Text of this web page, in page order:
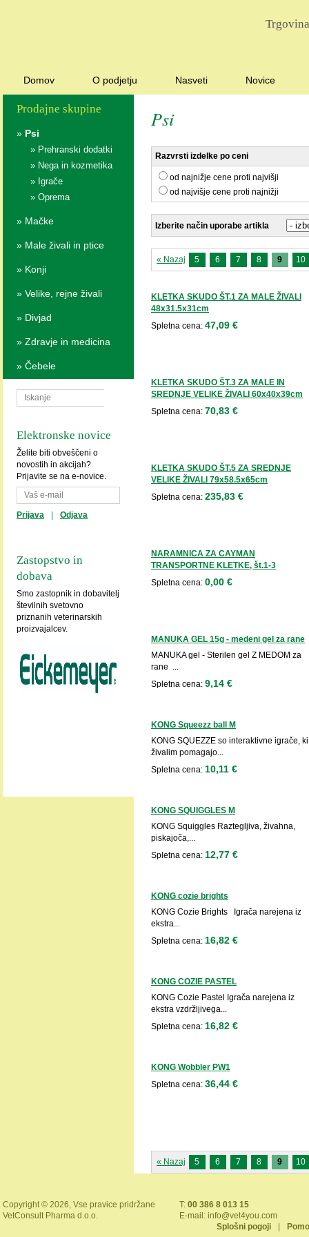
Domov O podjetju Nasveti Novice
Prodajne skupine
» Psi
» Prehranski dodatki
» Nega in kozmetika
» Igrače
» Oprema
» Mačke
» Male živali in ptice
» Konji
» Velike, rejne živali
» Divjad
» Zdravje in medicina
» Čebele
Elektronske novice
Želite biti obveščeni o
novostih in akcijah?
Prijavite se na e-novice.
Prijava Odjava
Zastopstvo in
dobava
Smo zastopnik in dobavitelj
številnih svetovno
priznanih veterinarskih
proizvajalcev.
Psi
Razvrsti izdelke po ceni
od najnižje cene proti najvišji
od najvišje cene proti najnižji
Izberite način uporabe artikla
« Nazaj 5 6 7 8 9 10
KLETKA SKUDO ŠT.1 ZA MALE ŽIVALI
48x31.5x31cm
Spletna cena: 47,09 €
KLETKA SKUDO ŠT.3 ZA MALE IN
SREDNJE VELIKE ŽIVALI 60x40x39cm
Spletna cena: 70,83 €
KLETKA SKUDO ŠT.5 ZA SREDNJE
VELIKE ŽIVALI 79x58.5x65cm
Spletna cena: 235,83 €
NARAMNICA ZA CAYMAN
TRANSPORTNE KLETKE, št.1-3
Spletna cena: 0,00 €
MANUKA GEL 15g - medeni gel za rane
MANUKA gel - Sterilen gel Z MEDOM za
rane ...
Spletna cena: 9,14 €
KONG Squeezz ball M
KONG SQUEZZE so interaktivne igrače, ki
živalim pomagajo...
Spletna cena: 10,11 €
KONG SQUIGGLES M
KONG Squiggles Raztegljiva, živahna,
piskajoča,...
Spletna cena: 12,77 €
KONG cozie brights
KONG Cozie Brights Igrača narejena iz
ekstra...
Spletna cena: 16,82 €
KONG COZIE PASTEL
KONG Cozie Pastel Igrača narejena iz
ekstra vzdržljivega...
Spletna cena: 16,82 €
KONG Wobbler PW1
Spletna cena: 36,44 €
« Nazaj 5 6 7 8 9 10
Copyright © 2026, Vse pravice pridržane
VetConsult Pharma d.o.o.
T: 00 386 8 013 15
E-mail: info@vet4you.com
Splošni pogoji